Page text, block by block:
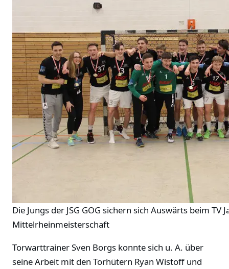
Die Jungs der JSG GOG sichern sich Auswärts beim TV
Mittelrheinmeisterschaft
Torwarttrainer Sven Borgs konnte sich u. A. über
seine Arbeit mit den Torhütern Ryan Wistoff und